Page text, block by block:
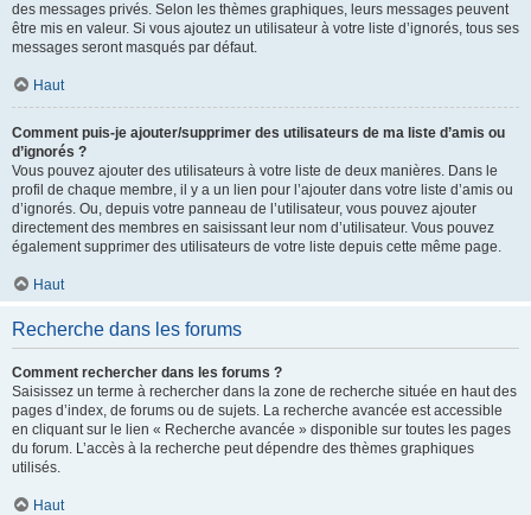
des messages privés. Selon les thèmes graphiques, leurs messages peuvent
être mis en valeur. Si vous ajoutez un utilisateur à votre liste d’ignorés, tous ses
messages seront masqués par défaut.
Haut
Comment puis-je ajouter/supprimer des utilisateurs de ma liste d’amis ou
d’ignorés ?
Vous pouvez ajouter des utilisateurs à votre liste de deux manières. Dans le
profil de chaque membre, il y a un lien pour l’ajouter dans votre liste d’amis ou
d’ignorés. Ou, depuis votre panneau de l’utilisateur, vous pouvez ajouter
directement des membres en saisissant leur nom d’utilisateur. Vous pouvez
également supprimer des utilisateurs de votre liste depuis cette même page.
Haut
Recherche dans les forums
Comment rechercher dans les forums ?
Saisissez un terme à rechercher dans la zone de recherche située en haut des
pages d’index, de forums ou de sujets. La recherche avancée est accessible
en cliquant sur le lien « Recherche avancée » disponible sur toutes les pages
du forum. L’accès à la recherche peut dépendre des thèmes graphiques
utilisés.
Haut